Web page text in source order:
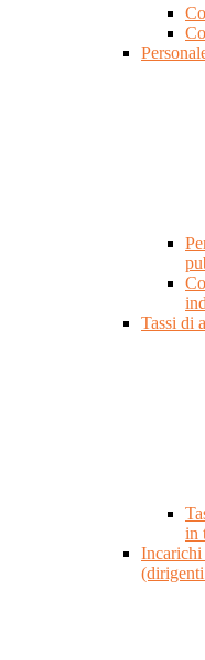
Tassi di
in
Incarichi